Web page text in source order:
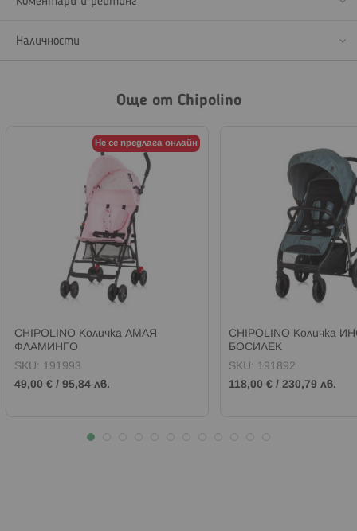
Наличности
Още от Chipolino
Не се предлага онлайн
CHIPOLINO Количка АМАЯ
ФЛАМИНГО
SKU: 191993
49,00 € / 95,84 лв.
CHIPOLINO Количка
БОСИЛЕК
SKU: 191892
118,00 € / 230,79 лв.